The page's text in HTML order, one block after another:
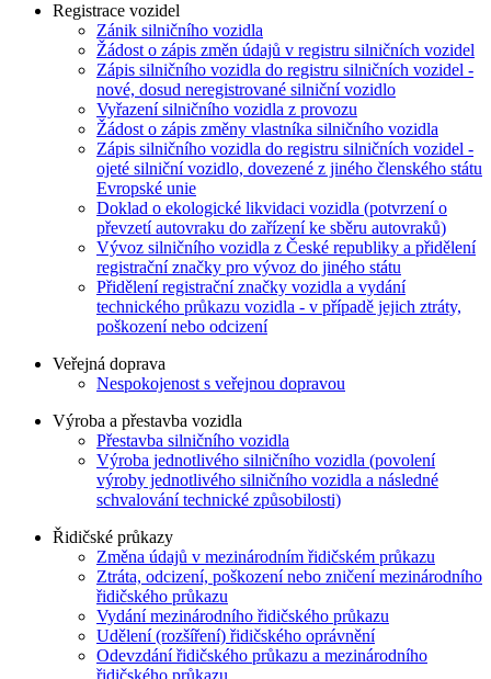
Registrace vozidel
Zánik silničního vozidla
Žádost o zápis změn údajů v registru silničních vozidel
Zápis silničního vozidla do registru silničních vozidel -
nové, dosud neregistrované silniční vozidlo
Vyřazení silničního vozidla z provozu
Žádost o zápis změny vlastníka silničního vozidla
Zápis silničního vozidla do registru silničních vozidel -
ojeté silniční vozidlo, dovezené z jiného členského státu
Evropské unie
Doklad o ekologické likvidaci vozidla (potvrzení o
převzetí autovraku do zařízení ke sběru autovraků)
Vývoz silničního vozidla z České republiky a přidělení
registrační značky pro vývoz do jiného státu
Přidělení registrační značky vozidla a vydání
technického průkazu vozidla - v případě jejich ztráty,
poškození nebo odcizení
Veřejná doprava
Nespokojenost s veřejnou dopravou
Výroba a přestavba vozidla
Přestavba silničního vozidla
Výroba jednotlivého silničního vozidla (povolení
výroby jednotlivého silničního vozidla a následné
schvalování technické způsobilosti)
Řidičské průkazy
Změna údajů v mezinárodním řidičském průkazu
Ztráta, odcizení, poškození nebo zničení mezinárodního
řidičského průkazu
Vydání mezinárodního řidičského průkazu
Udělení (rozšíření) řidičského oprávnění
Odevzdání řidičského průkazu a mezinárodního